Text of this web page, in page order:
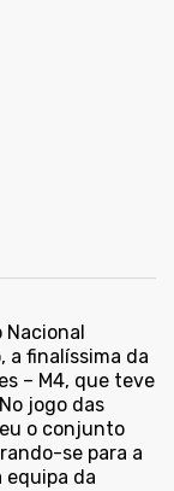
Nacional
a finalíssima da
– M4, que teve
jogo das
o conjunto
se para a
da